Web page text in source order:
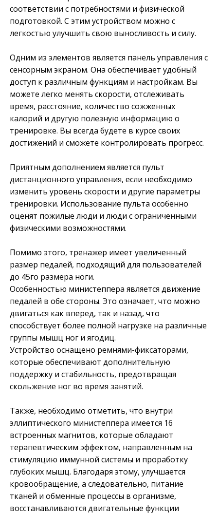
соответствии с потребностями и физической
подготовкой. С этим устройством можно с
легкостью улучшить свою выносливость и силу.
Одним из элементов является панель управления с
сенсорным экраном. Она обеспечивает удобный
доступ к различным функциям и настройкам. Вы
можете легко менять скорости, отслеживать
время, расстояние, количество сожженных
калорий и другую полезную информацию о
тренировке. Вы всегда будете в курсе своих
достижений и сможете контролировать прогресс.
Приятным дополнением является пульт
дистанционного управления, если необходимо
изменить уровень скорости и другие параметры
тренировки. Использование пульта особенно
оценят пожилые люди и люди с ограниченными
физическими возможностями.
Помимо этого, тренажер имеет увеличенный
размер педалей, подходящий для пользователей
до 45го размера ноги.
Особенностью министеппера является движение
педалей в обе стороны. Это означает, что можно
двигаться как вперед, так и назад, что
способствует более полной нагрузке на различные
группы мышц ног и ягодиц.
Устройство оснащено ремнями-фиксаторами,
которые обеспечивают дополнительную
поддержку и стабильность, предотвращая
скольжение ног во время занятий.
Также, необходимо отметить, что внутри
эллиптического министеппера имеется 16
встроенных магнитов, которые обладают
терапевтическим эффектом, направленным на
стимуляцию иммунной системы и проработку
глубоких мышц. Благодаря этому, улучшается
кровообращение, а следовательно, питание
тканей и обменные процессы в организме,
восстанавливаются двигательные функции